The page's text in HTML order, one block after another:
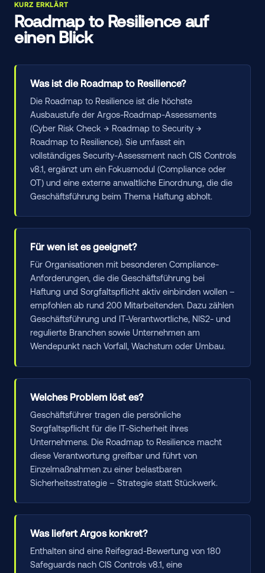
KURZ ERKLÄRT
Roadmap to Resilience auf
einen Blick
Was ist die Roadmap to Resilience?
Die Roadmap to Resilience ist die höchste
Ausbaustufe der Argos-Roadmap-Assessments
(Cyber Risk Check → Roadmap to Security →
Roadmap to Resilience). Sie umfasst ein
vollständiges Security-Assessment nach CIS Controls
v8.1, ergänzt um ein Fokusmodul (Compliance oder
OT) und eine externe anwaltliche Einordnung, die die
Geschäftsführung beim Thema Haftung abholt.
Für wen ist es geeignet?
Für Organisationen mit besonderen Compliance-
Anforderungen, die die Geschäftsführung bei
Haftung und Sorgfaltspflicht aktiv einbinden wollen –
empfohlen ab rund 200 Mitarbeitenden. Dazu zählen
Geschäftsführung und IT-Verantwortliche, NIS2- und
regulierte Branchen sowie Unternehmen am
Wendepunkt nach Vorfall, Wachstum oder Umbau.
Welches Problem löst es?
Geschäftsführer tragen die persönliche
Sorgfaltspflicht für die IT-Sicherheit ihres
Unternehmens. Die Roadmap to Resilience macht
diese Verantwortung greifbar und führt von
Einzelmaßnahmen zu einer belastbaren
Sicherheitsstrategie – Strategie statt Stückwerk.
Was liefert Argos konkret?
Enthalten sind eine Reifegrad-Bewertung von 180
Safeguards nach CIS Controls v8.1, eine